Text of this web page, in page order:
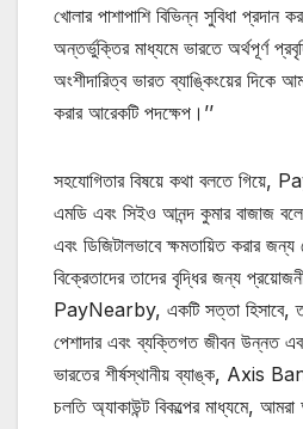
খোলার পাশাপাশি বিভিন্ন সুবিধা
অন্তর্ভুক্তির মাধ্যমে ভারতে অর্থপূর্ণ
অংশীদারিত্ব ভারত ব্যাঙ্কিংয়ের দিকে
করার আরেকটি পদক্ষেপ।’’
সহযোগিতার বিষয়ে কথা বলতে গিয়ে,
এমডি এবং সিইও আনন্দ কুমার বাজাজ
এবং ডিজিটালভাবে ক্ষমতায়িত করার জন্য
বিক্রেতাদের তাদের বৃদ্ধির জন্য
PayNearby, একটি সত্তা হিসাবে,
পেশাদার এবং ব্যক্তিগত জীবন উন্নত
ভারতের শীর্ষস্থানীয় ব্যাঙ্ক, Axis
চলতি অ্যাকাউন্ট বিকল্পের মাধ্যমে,